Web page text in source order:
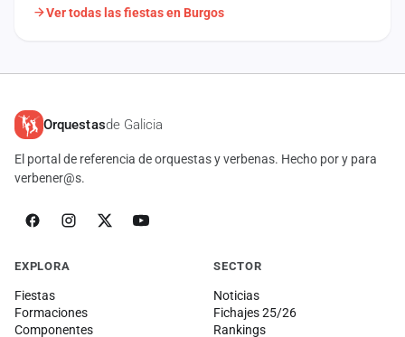
Ver todas las fiestas en Burgos
Orquestasde Galicia
El portal de referencia de orquestas y verbenas. Hecho por y para
verbener@s.
EXPLORA
Fiestas
Formaciones
Componentes
SECTOR
Noticias
Fichajes 25/26
Rankings